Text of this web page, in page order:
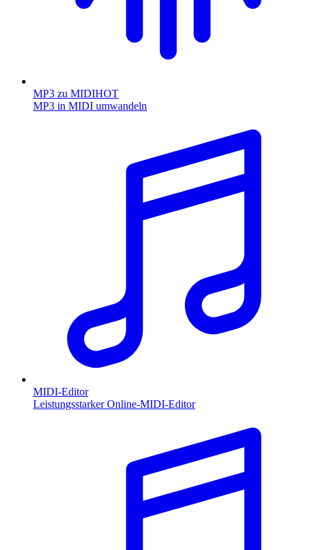
MP3 zu MIDIHOT
MP3 in MIDI umwandeln
MIDI-Editor
Leistungsstarker Online-MIDI-Editor